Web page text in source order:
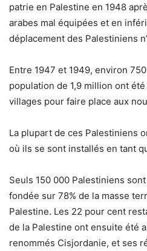
patrie en Palestine en 1948
arabes mal équipées et en
déplacement des Palestiniens
Entre 1947 et 1949, environ
population de 1,9 million ont
villages pour faire place aux
La plupart de ces Palestiniens
où ils se sont installés en tant
Seuls 150 000 Palestiniens
fondée sur 78% de la masse
Palestine. Les 22 pour cent
de la Palestine ont ensuite été
renommés Cisjordanie, et ses